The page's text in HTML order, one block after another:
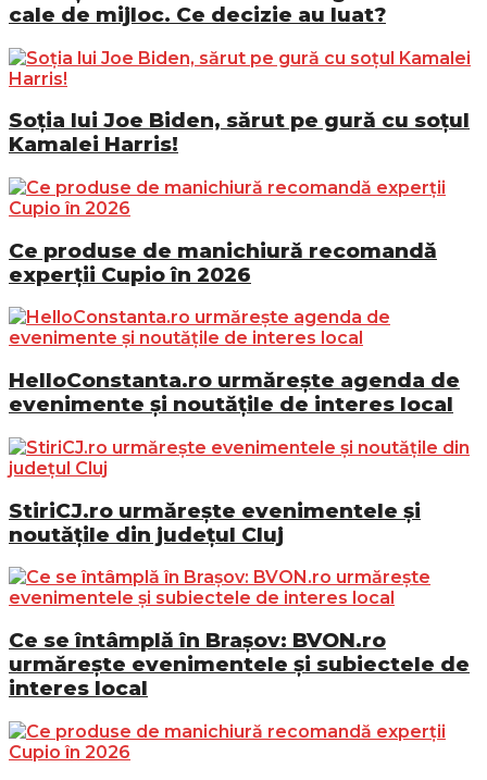
cale de mijloc. Ce decizie au luat?
Soția lui Joe Biden, sărut pe gură cu soțul
Kamalei Harris!
Ce produse de manichiură recomandă
experții Cupio în 2026
HelloConstanta.ro urmărește agenda de
evenimente și noutățile de interes local
StiriCJ.ro urmărește evenimentele și
noutățile din județul Cluj
Ce se întâmplă în Brașov: BVON.ro
urmărește evenimentele și subiectele de
interes local